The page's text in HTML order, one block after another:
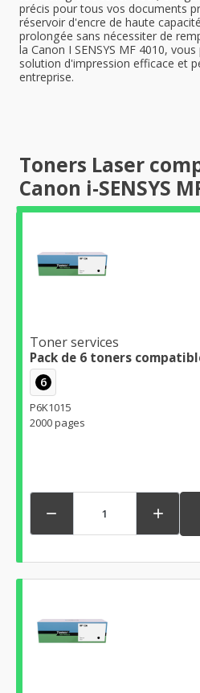
précis pour tous vos documents
réservoir d'encre de haute
prolongée sans nécessiter de
la Canon I SENSYS MF 4010,
solution d'impression efficace et
entreprise.
Toners Laser
Canon i-SENSYS
Toner services
Pack de 6 toners
6
P6K1015
2000 pages
 